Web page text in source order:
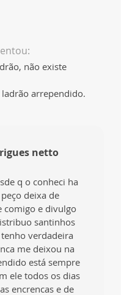
não existe
ladrão arrependido.
netto
q o conheci ha
deixa de
comigo e divulgo
santinhos
verdadeira
me deixou na
está sempre
ele todos os dias
encrencas e de